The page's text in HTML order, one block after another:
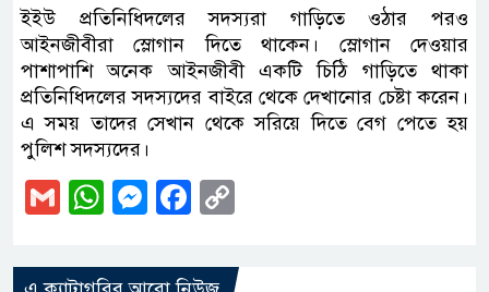
ইইউ প্রতিনিধিদলের সদস্যরা গাড়িতে ওঠার পরও
আইনজীবীরা স্লোগান দিতে থাকেন। স্লোগান দেওয়ার
পাশাপাশি অনেক আইনজীবী একটি চিঠি গাড়িতে থাকা
প্রতিনিধিদলের সদস্যদের বাইরে থেকে দেখানোর চেষ্টা করেন।
এ সময় তাদের সেখান থেকে সরিয়ে দিতে বেগ পেতে হয়
পুলিশ সদস্যদের।
GmailWhatsApp
Messenger
Facebook